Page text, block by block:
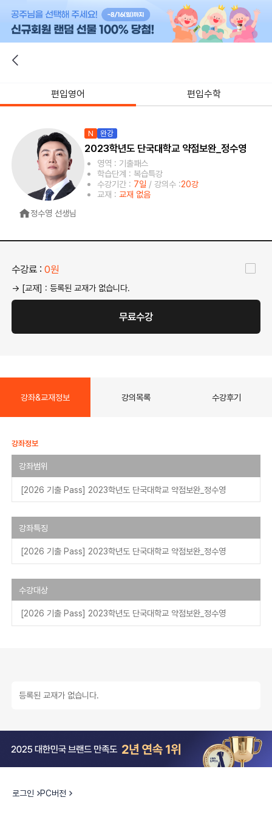
편입영어 편입수학
정수영 선생님
N 완강
2023학년도 단국대학교 약점보완_정수영
영역 : 기출패스
학습단계 : 복습특강
수강기간 : 7일 / 강의수 :20강
교재 :교재 없음
수강료 :0원
→ [교재] : 등록된 교재가 없습니다.
무료수강
강좌&교재정보 강의목록 수강후기
강좌정보
강좌범위
[2026 기출 Pass] 2023학년도 단국대학교 약점보완_정수영
강좌특징
[2026 기출 Pass] 2023학년도 단국대학교 약점보완_정수영
수강대상
[2026 기출 Pass] 2023학년도 단국대학교 약점보완_정수영
등록된 교재가 없습니다.
로그인 PC버전